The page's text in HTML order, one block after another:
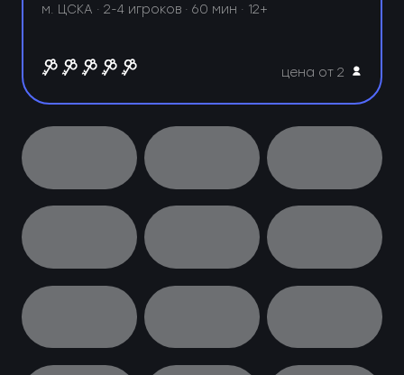
м. ЦСКА ·2-4 игроков · 60 мин · 12+
цена от 2